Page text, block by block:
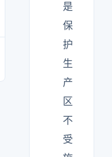
是
保
护
生
产
区
不
受